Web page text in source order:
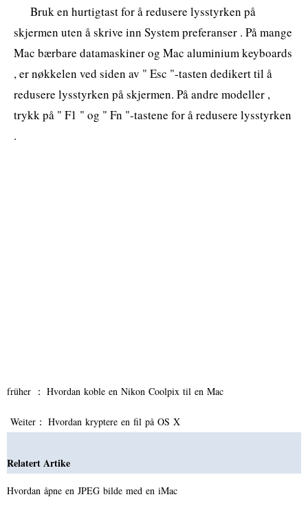
Bruk en hurtigtast for å redusere lysstyrken på
skjermen uten å skrive inn System preferanser . På mange
Mac bærbare datamaskiner og Mac aluminium keyboards
, er nøkkelen ved siden av " Esc "-tasten dedikert til å
redusere lysstyrken på skjermen. På andre modeller ,
trykk på " F1 " og " Fn "-tastene for å redusere lysstyrken
.
früher ： Hvordan koble en Nikon Coolpix til en Mac
Weiter： Hvordan kryptere en fil på OS X
Relatert Artike
Hvordan åpne en JPEG bilde med en iMac